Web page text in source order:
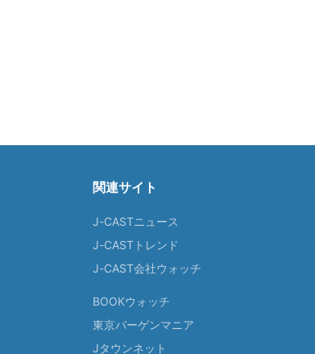
関連サイト
J-CASTニュース
J-CASTトレンド
J-CAST会社ウォッチ
BOOKウォッチ
東京バーゲンマニア
Jタウンネット